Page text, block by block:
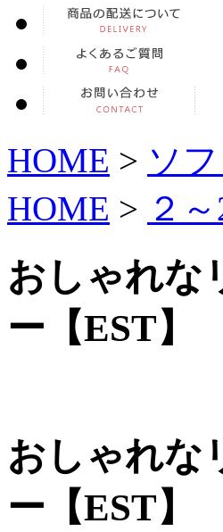
HOME > ソ
HOME > ２
おしゃれな
ー【EST】
おしゃれな
ー【EST】